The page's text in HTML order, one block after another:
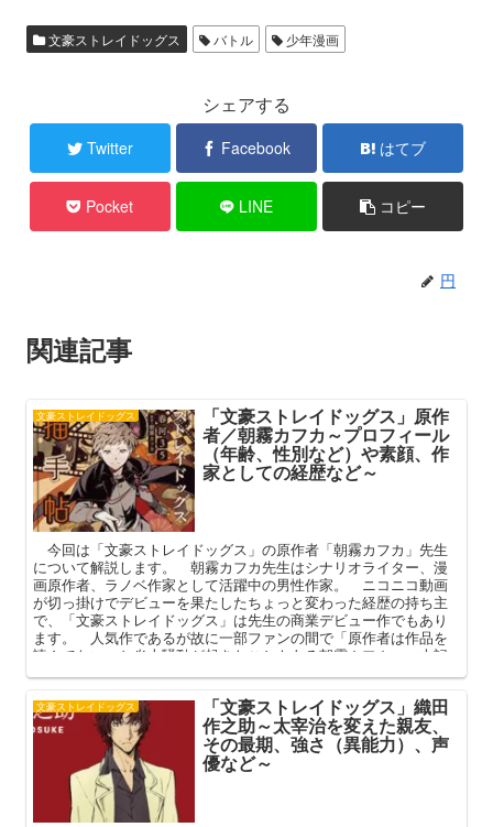
文豪ストレイドッグス バトル 少年漫画
シェアする
Twitter Facebook はてブ
Pocket LINE コピー
円
関連記事
文豪ストレイドッグス 「文豪ストレイドッグス」原作
者／朝霧カフカ～プロフィール
（年齢、性別など）や素顔、作
家としての経歴など～
今回は「文豪ストレイドッグス」の原作者「朝霧カフカ」先生
について解説します。 朝霧カフカ先生はシナリオライター、漫
画原作者、ラノベ作家として活躍中の男性作家。 ニコニコ動画
が切っ掛けでデビューを果たしたちょっと変わった経歴の持ち主
で、「文豪ストレイドッグス」は先生の商業デビュー作でもあり
ます。 人気作であるが故に一部ファンの間で「原作者は作品を
読んでない」と炎上騒動が起きたこともある朝霧カフカ。 本記
文豪ストレイドッグス 「文豪ストレイドッグス」織田
作之助～太宰治を変えた親友、
その最期、強さ（異能力）、声
優など～